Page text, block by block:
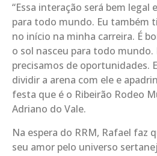
“Essa interação será bem legal
para todo mundo. Eu também
no início na minha carreira. É
o sol nasceu para todo
precisamos de oportunidades.
dividir a arena com ele e
festa que é o Ribeirão Rodeo
Adriano do Vale.
Na espera do RRM, Rafael faz
seu amor pelo universo